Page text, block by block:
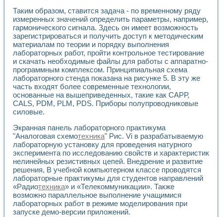
Устройство для изучения основ интерфейсов обмена по
Лабораторный практикум: изучение адиабатического
Стенд для исследования электрических переходных
Система статистической обработки результатов
Автоматизация лазерно-плазменных измерений с
Модельно-измерительный комплекс. Назначение. Состав.
Использование технологий NATIONAL INSTRUMENTS
Учебный практикум "Спектральный и корреляционный
Учебный стенд для исследования принципа действия
Оборудование и программное обеспечение учебных
Виртуальный лабораторный практикум для изучения
Аппаратно-программный комплекс для исследования
Автоматизированный дистанционный лабораторный
Исследование возможности реставрации одномерных
Использование технологий NATIONAL INSTRUMENTS в
Разработка модификаций алгоритма полигармонической
Учебный стенд для исследования принципа действия
Виртуальная система поддержки принимаемых решений в
Преемственность дисциплин «Моделирование систем» и
Универсальный стенд для исследования электрических
Лабораторные практикумы по информационно-
Таким образом, ставится задача - по временному ряду
измеренных значений определить параметры, например,
гармонического сигнала. Здесь он имеет возможность
зарегистрироваться и получить доступ к методическим
материалам по теории и порядку выполнения
лабораторных работ, пройти контрольное тестирование
и скачать необходимые файлы для работы с аппаратно-
программным комплексом. Принципиальная схема
лабораторного стенда показана на рисунке 5. В эту же
часть входят более современные технологии,
основанные на вышеприведенных, такие как САРР,
CALS, PDM, PLM, PDS. Приборы полупроводниковые
силовые.
Экранная панель лабораторного практикума
"Аналоговая схемотехника" Рис. Vi в разрабатываемую
лабораторную установку для проведения натурного
эксперимента по исследованию свойств и характеристик
нелинейных резистивных цепей. Внедрение и развитие
решения, В учебной компьютерном классе проводятся
лабораторные практикумы для студентов направлений
«Радиотехника» и «Телекоммуникации». Также
возможно параллельное выполнение учащимися
лабораторных работ в режиме моделирования при
запуске демо-версии приложений.